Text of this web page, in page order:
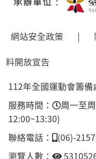
網站安全政策 |
料開放宣告
112年全國運動會籌
服務時間：
周一至
12:00~13:30)
聯絡電話：
(06)-
瀏覽人數：